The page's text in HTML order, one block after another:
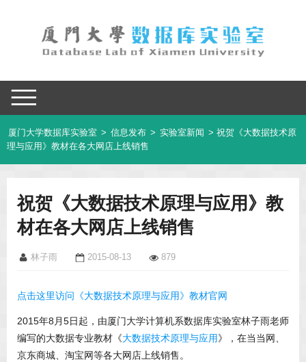
厦门大学数据库实验室 > 信息发布 > 实验室新闻 > 祝贺《大数据技术原
理与应用》教材在各大网店上线销售
祝贺《大数据技术原理与应用》教
材在各大网店上线销售
林子雨 2015-08-13 879
点击这里访问《大数据技术原理与应用》教材官网
2015年8月5日起，由厦门大学计算机系数据库实验室林子雨老师
编写的大数据专业教材《大数据技术原理与应用》，在当当网、
京东商城、淘宝网等各大网店上线销售。